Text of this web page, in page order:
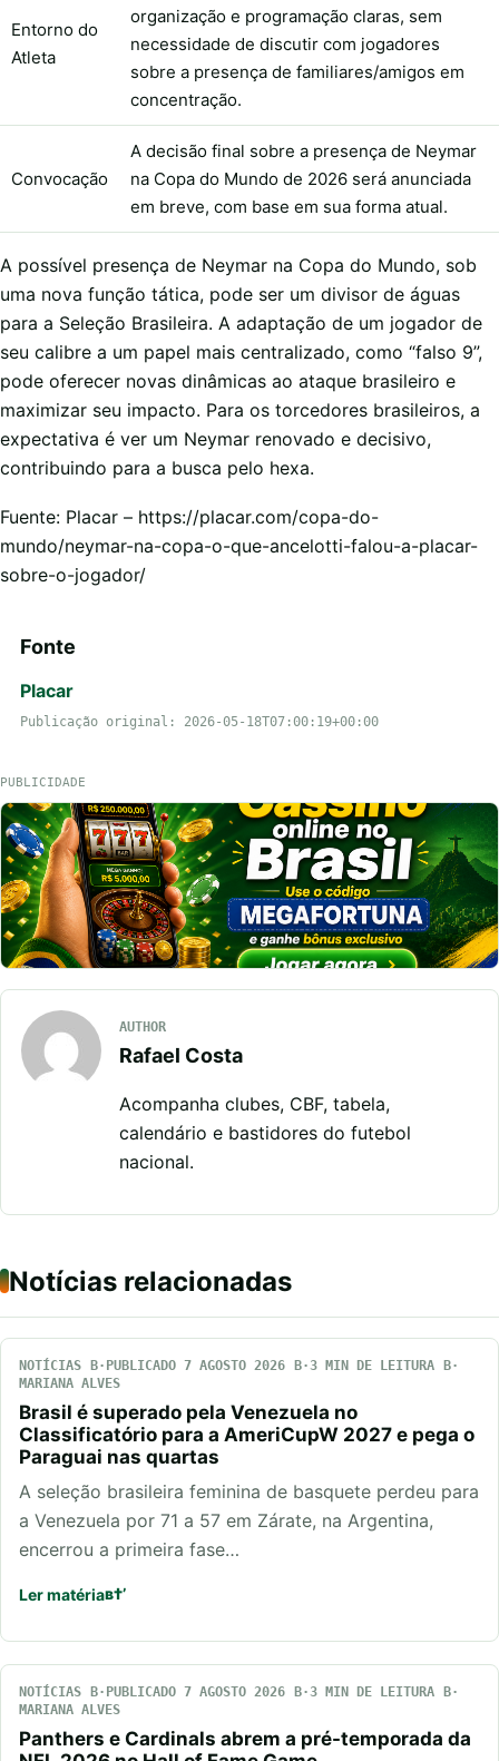
Entorno do
Atleta
organização e programação claras, sem
necessidade de discutir com jogadores
sobre a presença de familiares/amigos em
concentração.
Convocação
A decisão final sobre a presença de Neymar
na Copa do Mundo de 2026 será anunciada
em breve, com base em sua forma atual.
A possível presença de Neymar na Copa do Mundo, sob
uma nova função tática, pode ser um divisor de águas
para a Seleção Brasileira. A adaptação de um jogador de
seu calibre a um papel mais centralizado, como “falso 9”,
pode oferecer novas dinâmicas ao ataque brasileiro e
maximizar seu impacto. Para os torcedores brasileiros, a
expectativa é ver um Neymar renovado e decisivo,
contribuindo para a busca pelo hexa.
Fuente: Placar – https://placar.com/copa-do-
mundo/neymar-na-copa-o-que-ancelotti-falou-a-placar-
sobre-o-jogador/
Fonte
Placar
Publicação original: 2026-05-18T07:00:19+00:00
PUBLICIDADE
AUTHOR
Rafael Costa
Acompanha clubes, CBF, tabela,
calendário e bastidores do futebol
nacional.
Notícias relacionadas
NOTÍCIAS PUBLICADO 7 AGOSTO 2026
3 MIN DE LEITURA
MARIANA ALVES
Brasil é superado pela Venezuela no
Classificatório para a AmeriCupW 2027 e pega o
Paraguai nas quartas
A seleção brasileira feminina de basquete perdeu para
a Venezuela por 71 a 57 em Zárate, na Argentina,
encerrou a primeira fase…
Ler matéria
NOTÍCIAS PUBLICADO 7 AGOSTO 2026
3 MIN DE LEITURA
MARIANA ALVES
Panthers e Cardinals abrem a pré-temporada da